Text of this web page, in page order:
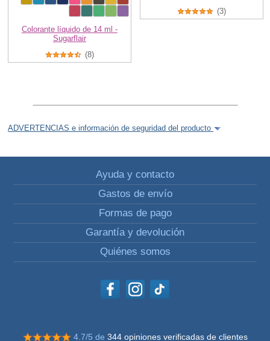
Colorante líquido de 14 ml -
Sugarflair
(8)
(3)
ADVERTENCIAS e información de seguridad del producto
Ayuda y contacto
Gastos de envío
Formas de pago
Garantía y devolución
Quiénes somos
4.7/5 de 344 opiniones verificadas de clientes